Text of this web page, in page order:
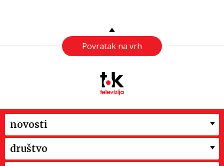
Povratak na vrh
novosti
društvo